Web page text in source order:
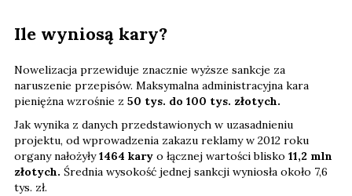
Ile wyniosą kary?
Nowelizacja przewiduje znacznie wyższe sankcje za
naruszenie przepisów. Maksymalna administracyjna kara
pieniężna wzrośnie z 50 tys. do 100 tys. złotych.
Jak wynika z danych przedstawionych w uzasadnieniu
projektu, od wprowadzenia zakazu reklamy w 2012 roku
organy nałożyły1464 kary o łącznej wartości blisko 11,2 mln
złotych. Średnia wysokość jednej sankcji wyniosła około 7,6
tys. zł.